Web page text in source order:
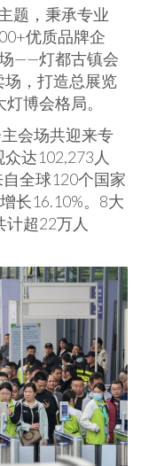
题，秉承专业
优质品牌企
——灯都古镇会
，打造总展览
博会格局。
会场共迎来专
达102,273人
全球120个国家
长16.10%。8大
超22万人